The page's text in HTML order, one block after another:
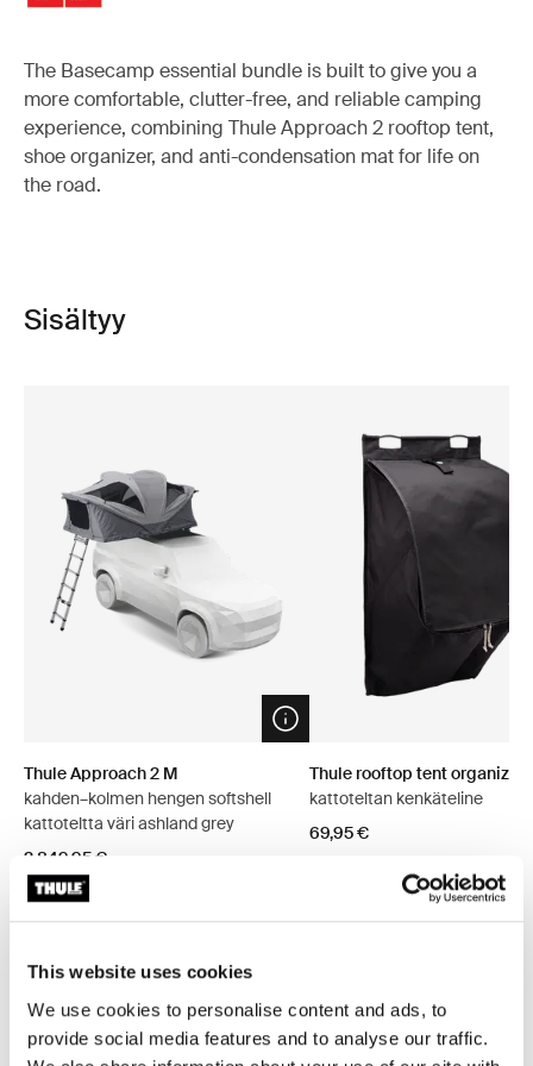
This website uses cookies
We use cookies to personalise content and ads, to
provide social media features and to analyse our traffic.
The Basecamp essential bundle is built to give you a
more comfortable, clutter-free, and reliable camping
experience, combining Thule Approach 2 rooftop tent,
shoe organizer, and anti-condensation mat for life on
the road.
Sisältyy
Open info modal
Thule Approach 2 M
kahden–kolmen hengen softshell
kattoteltta väri ashland grey
2 849,95 €
Thule rooftop tent organizer
kattoteltan kenkäteline
69,95 €
Tutustu paketteihin